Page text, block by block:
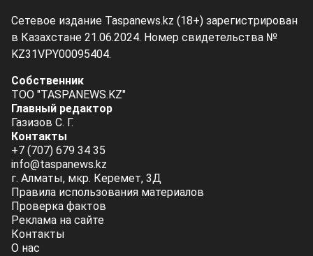
Сетевое издание Taspanews.kz (18+) зарегистрирован
в Казахстане 21.06.2024. Номер свидетельства №
KZ31VPY00095404.
Собственник
ТОО "TASPANEWS.KZ"
Главный редактор
Газизов С. Г.
Контакты
+7 (707) 679 34 35
info@taspanews.kz
г. Алматы, мкр. Керемет, 3Д
Правила использования материалов
Проверка фактов
Реклама на сайте
Контакты
О нас